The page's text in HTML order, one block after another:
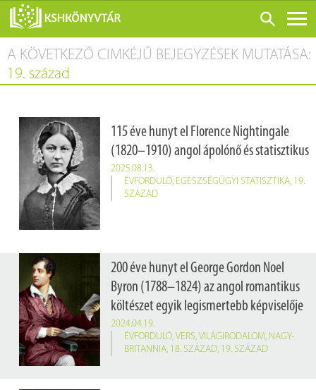
ONLINE KATALÓGUS
RÓLUNK
SZOLGÁLTATÁSOK
KONFERENCIÁK
ADATBÁZISOK
BLOG
A KÖVETKEZŐ CIMKÉJŰ BEJEGYZÉSEK MUTATÁSA:
19. század
115 éve hunyt el Florence Nightingale
(1820–1910) angol ápolónő és statisztikus
2025.08.13.
ÉVFORDULÓ, EGÉSZSÉGÜGYI STATISZTIKA, 19.
SZÁZAD
200 éve hunyt el George Gordon Noel
Byron (1788–1824) az angol romantikus
költészet egyik legismertebb képviselője
2024.04.19.
ÉVFORDULÓ, VERS, VILÁGIRODALOM, NAGY-
BRITANNIA, 18. SZÁZAD, 19. SZÁZAD